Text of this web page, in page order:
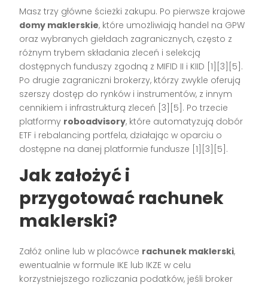
Masz trzy główne ścieżki zakupu. Po pierwsze krajowe
domy maklerskie, które umożliwiają handel na GPW
oraz wybranych giełdach zagranicznych, często z
różnym trybem składania zleceń i selekcją
dostępnych funduszy zgodną z MIFID II i KIID [1][3][5].
Po drugie zagraniczni brokerzy, którzy zwykle oferują
szerszy dostęp do rynków i instrumentów, z innym
cennikiem i infrastrukturą zleceń [3][5]. Po trzecie
platformy roboadvisory, które automatyzują dobór
ETF i rebalancing portfela, działając w oparciu o
dostępne na danej platformie fundusze [1][3][5].
Jak założyć i
przygotować rachunek
maklerski?
Załóż online lub w placówce rachunek maklerski,
ewentualnie w formule IKE lub IKZE w celu
korzystniejszego rozliczania podatków, jeśli broker